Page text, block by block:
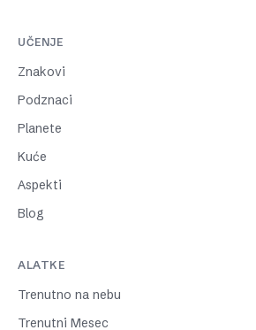
UČENJE
Znakovi
Podznaci
Planete
Kuće
Aspekti
Blog
ALATKE
Trenutno na nebu
Trenutni Mesec